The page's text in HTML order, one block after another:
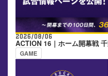
2026/08/06
ACTION 16｜ホーム開幕戦
GAME